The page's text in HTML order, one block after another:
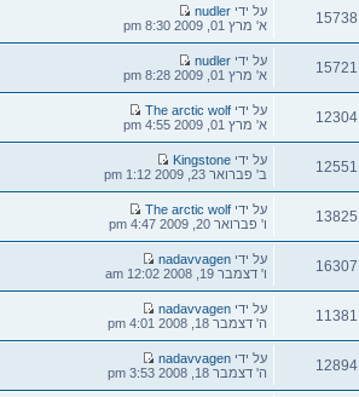
15738
הודעה
אחרונה
על ידי nudler
א' מרץ 01, 2009 8:30 pm
15721
הודעה
אחרונה
על ידי nudler
א' מרץ 01, 2009 8:28 pm
12304
הודעה
אחרונה
על ידי The arctic wolf
א' מרץ 01, 2009 4:55 pm
12551
הודעה
אחרונה
על ידי Kingstone
ב' פברואר 23, 2009 1:12 pm
13825
הודעה
אחרונה
על ידי The arctic wolf
ו' פברואר 20, 2009 4:47 pm
16307
הודעה
אחרונה
על ידי nadavvagen
ו' דצמבר 19, 2008 12:02 am
11381
הודעה
אחרונה
על ידי nadavvagen
ה' דצמבר 18, 2008 4:01 pm
12894
הודעה
אחרונה
על ידי nadavvagen
ה' דצמבר 18, 2008 3:53 pm